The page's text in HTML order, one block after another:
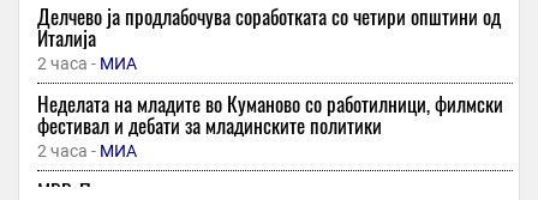
Делчево ја продлабочува соработката со четири општини од
Италија
2 часа - МИА
Неделата на младите во Куманово со работилници, филмски
фестивал и дебати за младинските политики
2 часа - МИА
МВР: Превентивни активности за спречување пожари и